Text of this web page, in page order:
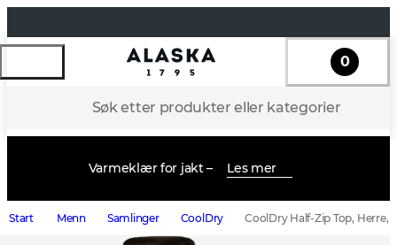
Søk etter produkter eller kategorier
0
Varmeklær for jakt – Les mer
Start Menn Samlinger CoolDry CoolDry Half-Zip Top, Herre,